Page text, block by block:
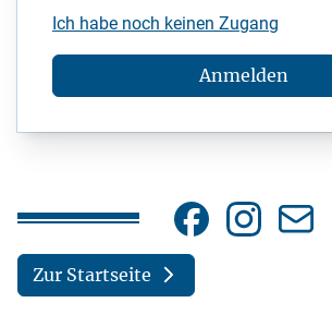
Ich habe noch keinen Zugang
Anmelden
Zur Startseite